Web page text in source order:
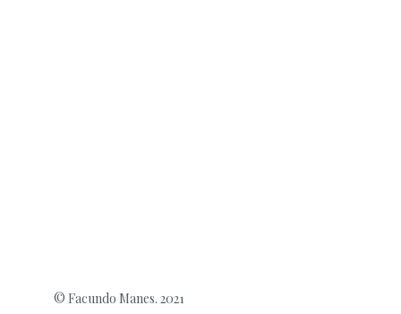
© Facundo Manes. 2021